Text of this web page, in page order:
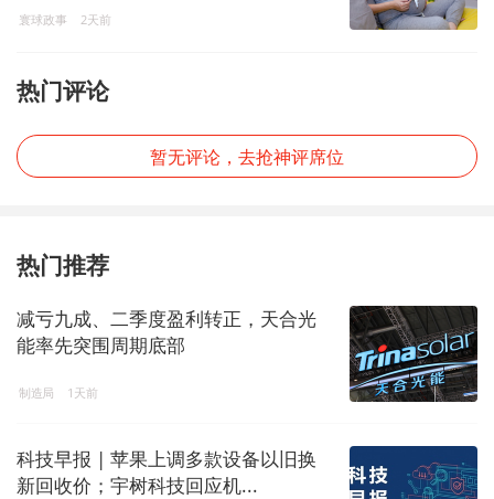
寰球政事 2天前
热门评论
暂无评论，去抢神评席位
热门推荐
减亏九成、二季度盈利转正，天合光
能率先突围周期底部
制造局 1天前
科技早报 | 苹果上调多款设备以旧换
新回收价；宇树科技回应机...